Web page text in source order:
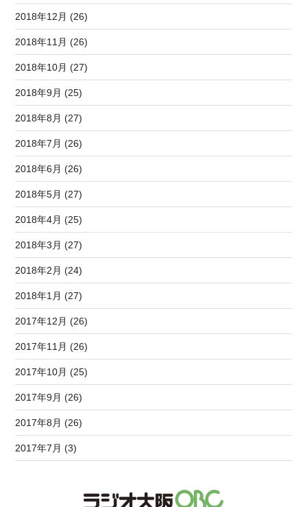
2018年12月 (26)
2018年11月 (26)
2018年10月 (27)
2018年9月 (25)
2018年8月 (27)
2018年7月 (26)
2018年6月 (26)
2018年5月 (27)
2018年4月 (25)
2018年3月 (27)
2018年2月 (24)
2018年1月 (27)
2017年12月 (26)
2017年11月 (26)
2017年10月 (25)
2017年9月 (26)
2017年8月 (26)
2017年7月 (3)